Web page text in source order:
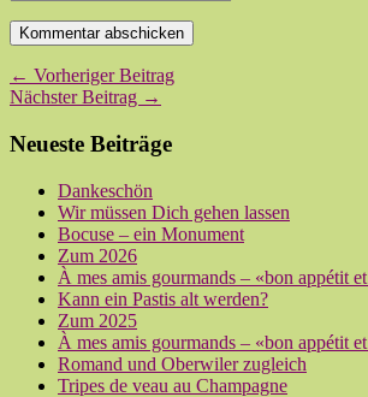
← Vorheriger Beitrag
Nächster Beitrag →
Neueste Beiträge
Dankeschön
Wir müssen Dich gehen lassen
Bocuse – ein Monument
Zum 2026
À mes amis gourmands – «bon appétit
Kann ein Pastis alt werden?
Zum 2025
À mes amis gourmands – «bon appétit
Romand und Oberwiler zugleich
Tripes de veau au Champagne